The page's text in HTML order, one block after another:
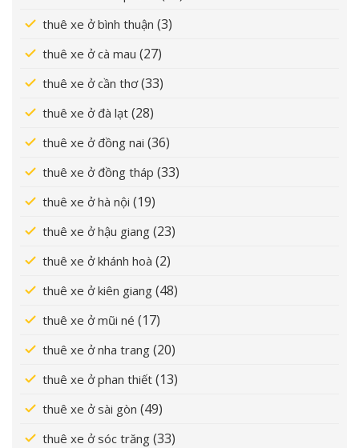
thuê xe ở bình thuận (3)
thuê xe ở cà mau (27)
thuê xe ở cần thơ(33)
thuê xe ở đà lạt (28)
thuê xe ở đồng nai (36)
thuê xe ở đồng tháp (33)
thuê xe ở hà nội (19)
thuê xe ở hậu giang (23)
thuê xe ở khánh hoà (2)
thuê xe ở kiên giang (48)
thuê xe ở mũi né (17)
thuê xe ở nha trang (20)
thuê xe ở phan thiết (13)
thuê xe ở sài gòn (49)
thuê xe ở sóc trăng (33)